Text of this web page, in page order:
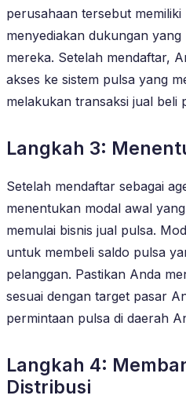
perusahaan tersebut
menyediakan dukungan
mereka. Setelah mendaftar,
akses ke sistem pulsa yang
melakukan transaksi jual beli
Langkah 3:
Setelah mendaftar sebagai
menentukan modal awal
memulai bisnis jual pulsa.
untuk membeli saldo pulsa
pelanggan. Pastikan Anda
sesuai dengan target pasar
permintaan pulsa di daerah
Langkah 4:
Distribusi